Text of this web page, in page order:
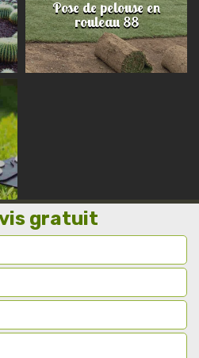
Pose de pelouse en
rouleau 88
gratuit